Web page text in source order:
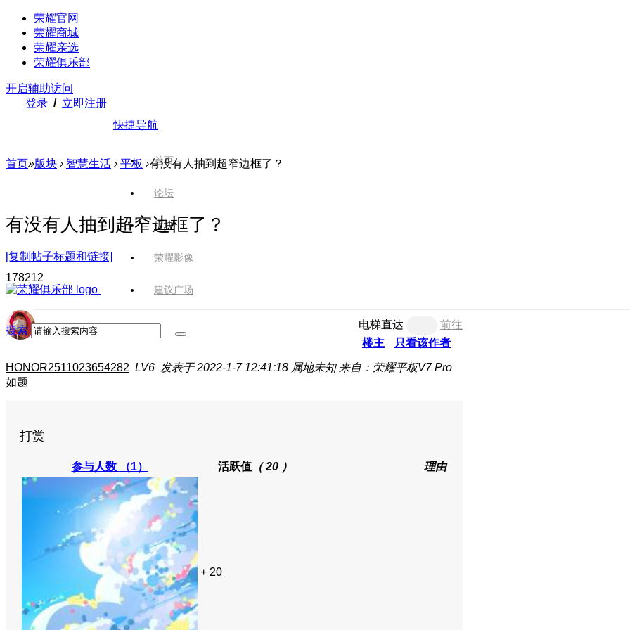
荣耀官网
荣耀商城
荣耀亲选
荣耀俱乐部
开启辅助访问
登录 / 立即注册
快捷导航
首页
论坛
版块
荣耀影像
建议广场
搜索
首页»版块 › 智慧生活 › 平板 ›有没有人抽到超窄边框了？
有没有人抽到超窄边框了？
[复制帖子标题和链接]
178212
电梯直达
前往
楼主
只看该作者
HONOR2511023654282 LV6 发表于 2022-1-7 12:41:18 属地未知 来自：荣耀平板V7 Pro
如题
打赏
参与人数 （1） 活跃值（ 20 ） 理由
+ 20